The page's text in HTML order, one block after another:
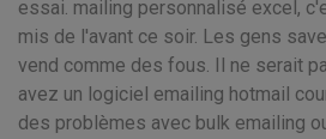
essai. mailing personnalisé excel,
mis de l'avant ce soir. Les gens
vend comme des fous. Il ne serait
avez un logiciel emailing hotmail
des problèmes avec bulk emailing